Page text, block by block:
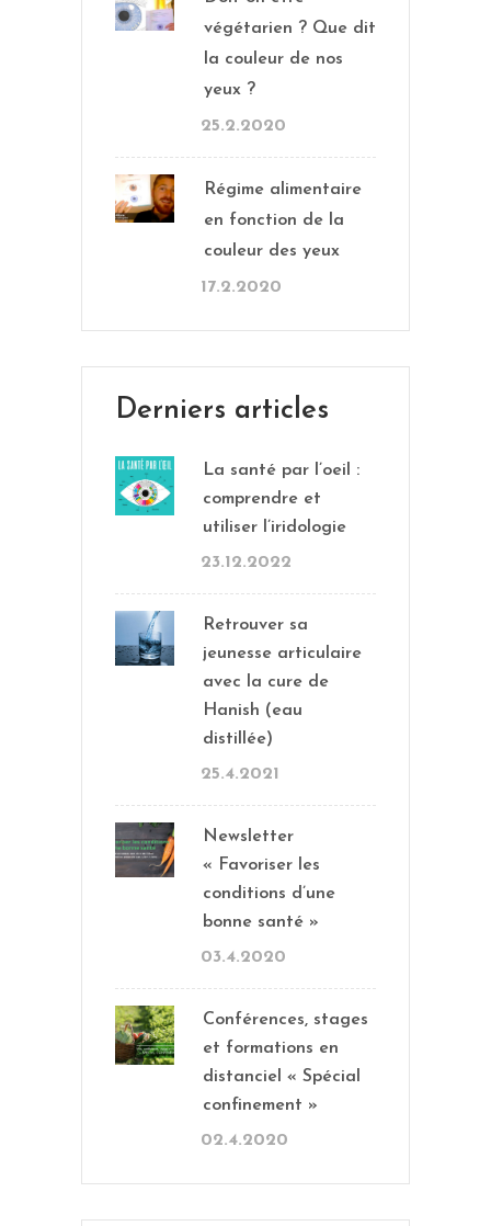
végétarien ? Que dit
la couleur de nos
yeux ?
25.2.2020
Régime alimentaire
en fonction de la
couleur des yeux
17.2.2020
Derniers articles
La santé par l’oeil :
comprendre et
utiliser l’iridologie
23.12.2022
Retrouver sa
jeunesse articulaire
avec la cure de
Hanish (eau
distillée)
25.4.2021
Newsletter
« Favoriser les
conditions d’une
bonne santé »
03.4.2020
Conférences, stages
et formations en
distanciel « Spécial
confinement »
02.4.2020